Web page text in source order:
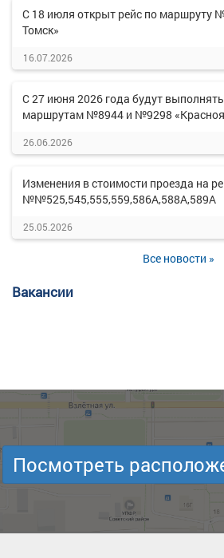
С 18 июля открыт рейс по маршруту
Томск»
16.07.2026
С 27 июня 2026 года будут
маршрутам №8944 и №9298
26.06.2026
Изменения в стоимости проезда на
№№525,545,555,559,586А,588А,589А
25.05.2026
Все новости »
Вакансии
Посмотреть